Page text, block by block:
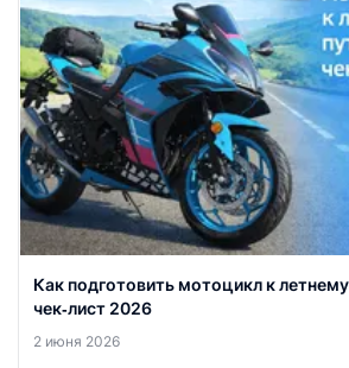
Как подготовить мотоцикл к
чек‑лист 2026
2 июня 2026